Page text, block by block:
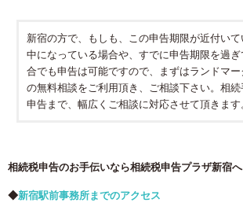
新宿の方で、もしも、この申告期限が近付い
中になっている場合や、すでに申告期限を過
合でも申告は可能ですので、まずはランドマ
の無料相談をご利用頂き、ご相談下さい。相
申告まで、幅広くご相談に対応させて頂きます
相続税申告のお手伝いなら相続税申告プラザ新宿へ
◆新宿駅前事務所までのアクセス